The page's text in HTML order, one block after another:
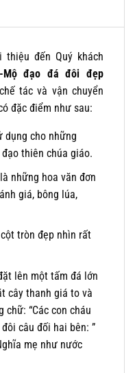
đến Quý khách
Mộ đạo đá đôi đẹp
tác và vận chuyển
đặc điểm như sau:
dụng cho những
thiên chúa giáo.
những hoa văn đơn
giá, bông lúa,
tròn đẹp nhìn rất
lên một tấm đá lớn
cây thanh giá to và
chữ: “Các con cháu
câu đối hai bên: ”
mẹ như nước